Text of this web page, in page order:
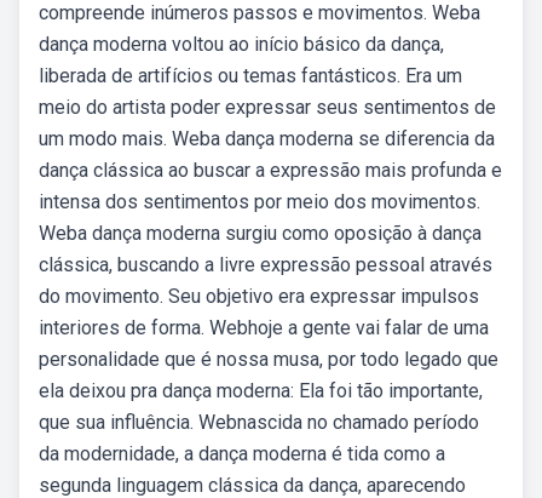
compreende inúmeros passos e movimentos. Weba
dança moderna voltou ao início básico da dança,
liberada de artifícios ou temas fantásticos. Era um
meio do artista poder expressar seus sentimentos de
um modo mais. Weba dança moderna se diferencia da
dança clássica ao buscar a expressão mais profunda e
intensa dos sentimentos por meio dos movimentos.
Weba dança moderna surgiu como oposição à dança
clássica, buscando a livre expressão pessoal através
do movimento. Seu objetivo era expressar impulsos
interiores de forma. Webhoje a gente vai falar de uma
personalidade que é nossa musa, por todo legado que
ela deixou pra dança moderna: Ela foi tão importante,
que sua influência. Webnascida no chamado período
da modernidade, a dança moderna é tida como a
segunda linguagem clássica da dança, aparecendo